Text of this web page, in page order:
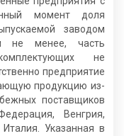
момент доля
заводом
не менее, часть
не
предприятие
продукцию из-
поставщиков
Венгрия,
Указанная в